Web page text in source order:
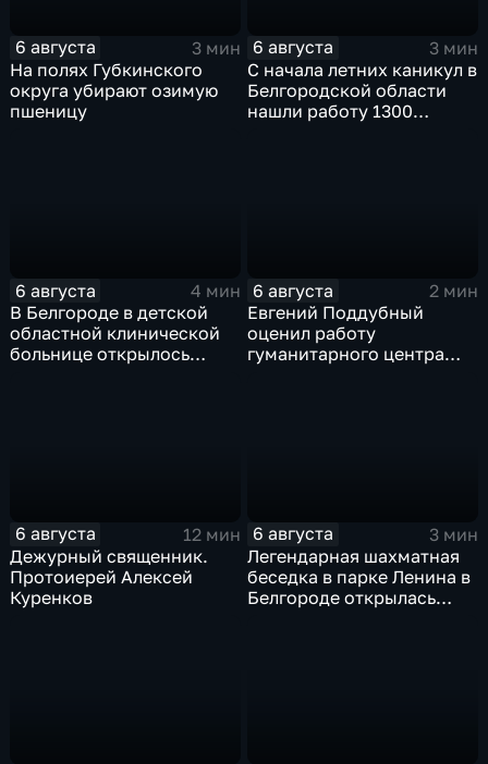
6 августа
3 мин
На полях Губкинского
округа убирают озимую
пшеницу
6 августа
3 мин
С начала летних каникул в
Белгородской области
нашли работу 1300
6 августа
4 мин
В Белгороде в детской
областной клинической
больнице открылось
6 августа
2 мин
Евгений Поддубный
оценил работу
гуманитарного центра
6 августа
12 мин
Дежурный священник.
Протоиерей Алексей
Куренков
6 августа
3 мин
Легендарная шахматная
беседка в парке Ленина в
Белгороде открылась